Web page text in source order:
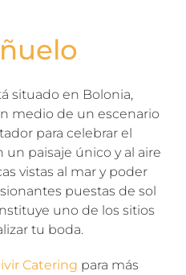
situado en Bolonia,
medio de un escenario
para celebrar el
paisaje único y al aire
vistas al mar y poder
puestas de sol
uno de los sitios
tu boda.
Catering para más